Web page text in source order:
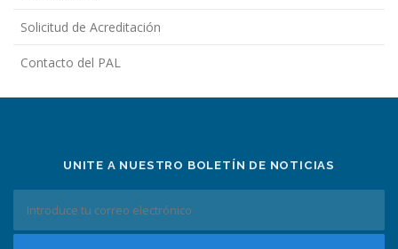
Solicitud de Acreditación
Contacto del PAL
UNITE A NUESTRO BOLETÍN DE NOTICIAS